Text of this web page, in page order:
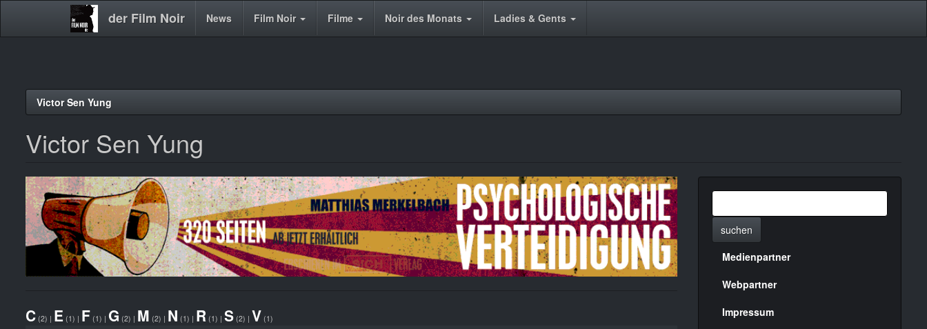
der Film Noir
Main News Film Noir Filme Noir des Monats Ladies & Gents
Victor Sen Yung
Victor Sen Yung
C (2) | E (1) | F (1) | G (2) | M (2) | N (1) | R (1) | S (2) | V (1)
suchen
Menülinks
rechte
Seite
Medienpartner
Webpartner
Impressum